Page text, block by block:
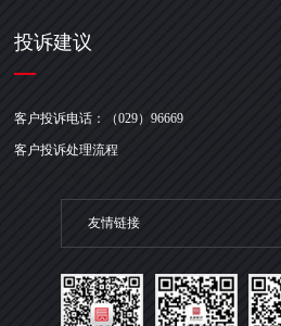
投诉建议
客户投诉电话：（029）96669
客户投诉处理流程
友情链接